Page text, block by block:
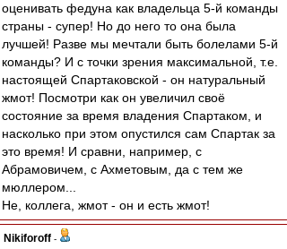
оценивать федуна как владельца 5-й команды
страны - супер! Но до него то она была
лучшей! Разве мы мечтали быть болелами 5-й
команды? И с точки зрения максимальной, т.е.
настоящей Спартаковской - он натуральный
жмот! Посмотри как он увеличил своё
состояние за время владения Спартаком, и
насколько при этом опустился сам Спартак за
это время! И сравни, например, с
Абрамовичем, с Ахметовым, да с тем же
мюллером...
Не, коллега, жмот - он и есть жмот!
Nikiforoff -